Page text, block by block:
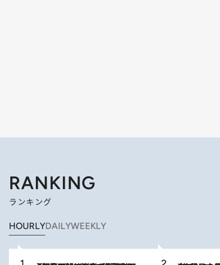
RANKING
ランキング
HOURLYDAILYWEEKLY